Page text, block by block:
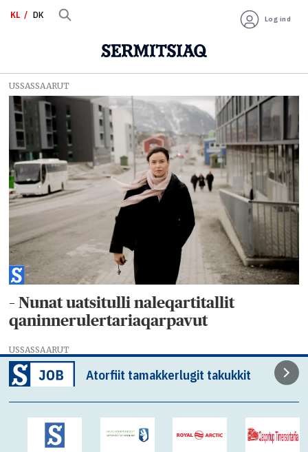
KL DK Log ind
Tag:
nordic
compass
USSASSAARUT
– Nunat uatsitulli naleqartitallit
qaninnerulertariaqarpavut
USSASSAARUT
Atorfiit tamakkerlugit takukkit